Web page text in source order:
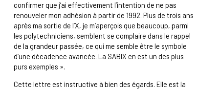
confirmer que j’ai effectivement l’intention de ne pas
renouveler mon adhésion à partir de 1992. Plus de trois ans
après ma sortie de l’X, je m’aperçois que beaucoup, parmi
les polytechniciens, semblent se complaire dans le rappel
de la grandeur passée, ce qui me semble être le symbole
d’une décadence avancée. La SABIX en est un des plus
purs exemples ».
Cette lettre est instructive à bien des égards. Elle est la